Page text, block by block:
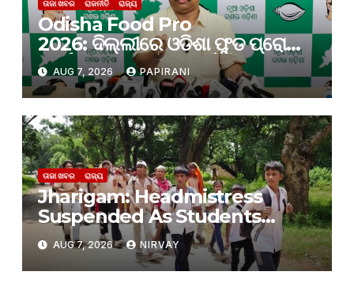
ତାଜା ଖବର ରାଜନୀତି ରାଜ୍ୟ
Odisha Food Pro
2026: ଦିଲ୍ଲୀରେ ଓଡିଶା ଫୁଡ ପ୍ରୋ
କାର୍ଯ୍ୟକ୍ରମ; ନିବେଶ ପାଇଁ କେବଳ
ପ୍ରତିଶ୍ରୁତି ଆସୁଛି, ନିବେଶ ହେଉନାହିଁ:
ବିଜେଡି
AUG 7, 2026 PAPIRANI
ତାଜା ଖବର ରାଜ୍ୟ
Jharigam: Headmistress
Suspended As Students
Leave Hostel Citing Poor
Facilities
AUG 7, 2026 NIRVAY